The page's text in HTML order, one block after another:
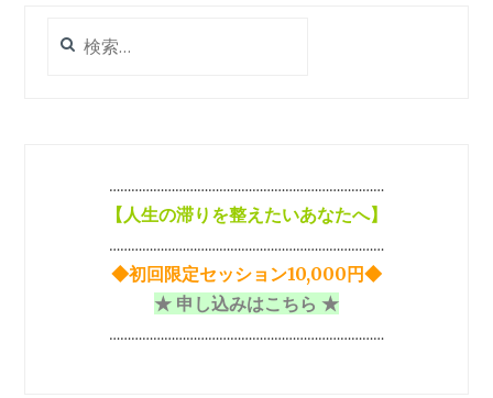
索:
…………………………………………………………………
【人生の滞りを整えたいあなたへ】
…………………………………………………………………
◆初回限定セッション10,000円◆
★ 申し込みはこちら ★
…………………………………………………………………